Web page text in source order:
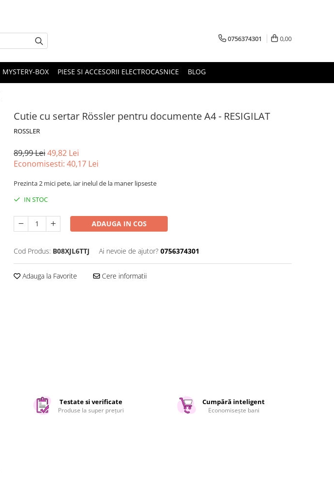
0756374301 0,00
MYSTERY-BOX PIESE SI ACCESORII ELECTROCASNICE BLOG
Cutie cu sertar Rössler pentru documente A4 - RESIGILAT
ROSSLER
89,99 Lei49,82 Lei
Economisesti: 40,17 Lei
Prezinta 2 mici pete, iar inelul de la maner lipseste
IN STOC
ADAUGA IN COS
Cod Produs: B08XJL6TTJ Ai nevoie de ajutor? 0756374301
Adauga la Favorite Cere informatii
Testate si verificate
Produse la super prețuri
Cumpără inteligent
Economisește bani